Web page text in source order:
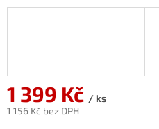
1 399 Kč / ks
1 156 Kč bez DPH